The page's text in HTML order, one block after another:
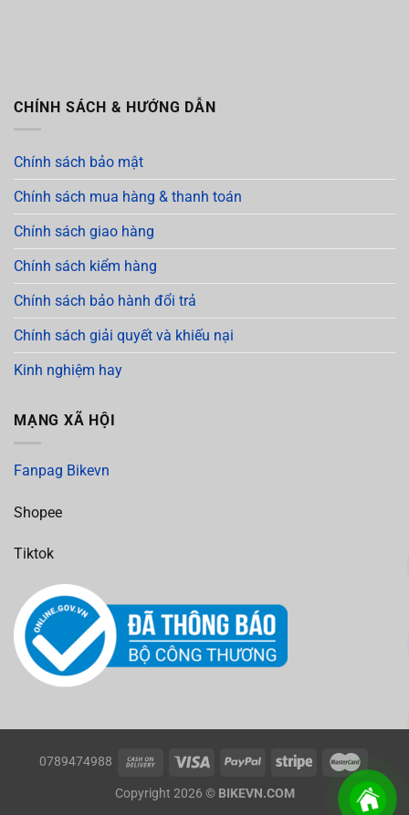
CHÍNH SÁCH & HƯỚNG DẪN
Chính sách bảo mật
Chính sách mua hàng & thanh toán
Chính sách giao hàng
Chính sách kiểm hàng
Chính sách bảo hành đổi trả
Chính sách giải quyết và khiếu nại
Kinh nghiệm hay
MẠNG XÃ HỘI
Fanpag Bikevn
Shopee
Tiktok
0789474988
Copyright 2026 © BIKEVN.COM